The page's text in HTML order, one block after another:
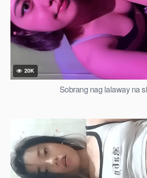
20K
Sobrang nag lalaway na